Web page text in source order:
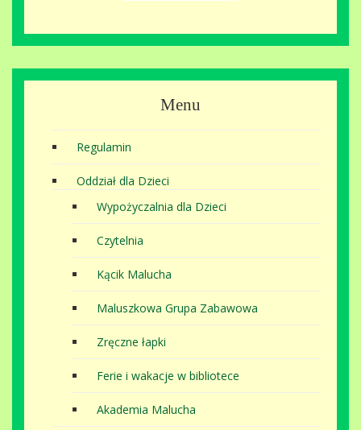
Menu
Regulamin
Oddział dla Dzieci
Wypożyczalnia dla Dzieci
Czytelnia
Kącik Malucha
Maluszkowa Grupa Zabawowa
Zręczne łapki
Ferie i wakacje w bibliotece
Akademia Malucha